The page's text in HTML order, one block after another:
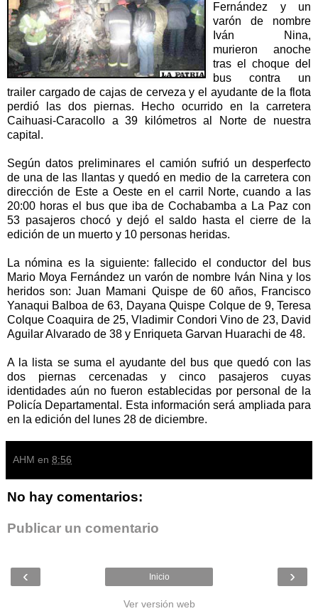
Fernández y un
varón de nombre
Iván Nina,
murieron anoche
tras el choque del
bus contra un
trailer cargado de cajas de cerveza y el ayudante de la flota
perdió las dos piernas. Hecho ocurrido en la carretera
Caihuasi-Caracollo a 39 kilómetros al Norte de nuestra
capital.
Según datos preliminares el camión sufrió un desperfecto
de una de las llantas y quedó en medio de la carretera con
dirección de Este a Oeste en el carril Norte, cuando a las
20:00 horas el bus que iba de Cochabamba a La Paz con
53 pasajeros chocó y dejó el saldo hasta el cierre de la
edición de un muerto y 10 personas heridas.
La nómina es la siguiente: fallecido el conductor del bus
Mario Moya Fernández un varón de nombre Iván Nina y los
heridos son: Juan Mamani Quispe de 60 años, Francisco
Yanaqui Balboa de 63, Dayana Quispe Colque de 9, Teresa
Colque Coaquira de 25, Vladimir Condori Vino de 23, David
Aguilar Alvarado de 38 y Enriqueta Garvan Huarachi de 48.
A la lista se suma el ayudante del bus que quedó con las
dos piernas cercenadas y cinco pasajeros cuyas
identidades aún no fueron establecidas por personal de la
Policía Departamental. Esta información será ampliada para
en la edición del lunes 28 de diciembre.
AHM en 8:56
No hay comentarios:
Publicar un comentario
‹ ›
Inicio
Ver versión web